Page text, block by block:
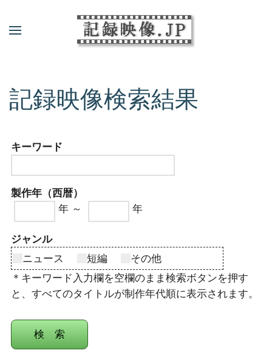
記録映像検索結果
キーワード
製作年（西暦）
年 ～
年
ジャンル
ニュース
短編
その他
＊キーワード入力欄を空欄のまま検索ボタンを押す
と、すべてのタイトルが制作年代順に表示されます。